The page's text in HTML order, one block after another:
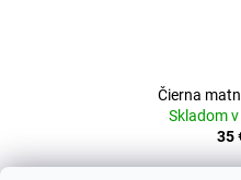
Čierna
Skladom
35